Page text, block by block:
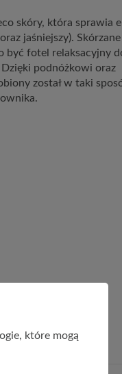
skóry, która sprawia
jaśniejszy).
być fotel relaksacyjny
podnóżkowi oraz
został w taki
które mogą